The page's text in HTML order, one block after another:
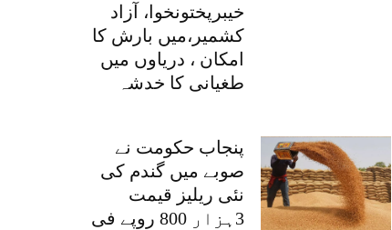
خیبرپختونخوا، آزاد
کشمیر،میں بارش کا
امکان ، دریاوں میں
طغیانی کا خدشہ
پنجاب حکومت نے
صوبے میں گندم کی
نئی ریلیز قیمت
3ہزار 800 روپے فی